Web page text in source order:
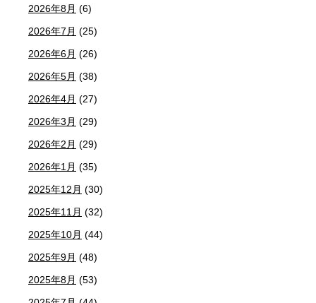
2026年8月 (6)
2026年7月 (25)
2026年6月 (26)
2026年5月 (38)
2026年4月 (27)
2026年3月 (29)
2026年2月 (29)
2026年1月 (35)
2025年12月 (30)
2025年11月 (32)
2025年10月 (44)
2025年9月 (48)
2025年8月 (53)